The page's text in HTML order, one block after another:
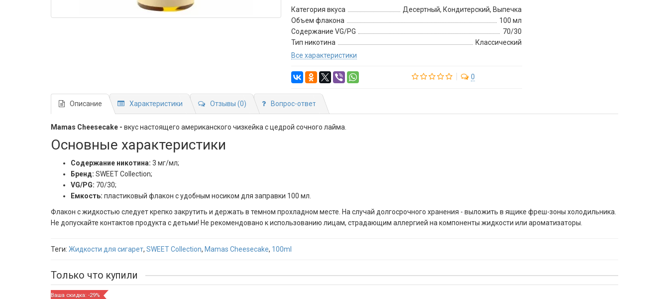
Категория вкуса
Десертный, Кондитерский, Выпечка
Объем флакона
100 мл
Содержание VG/PG
70/30
Тип никотина
Классический
Все характеристики
0
Описание Характеристики Отзывы (0) Вопрос-ответ
Mamas Cheesecake - вкус настоящего американского чизкейка с цедрой сочного лайма.
Основные характеристики
Содержание никотина: 3 мг/мл;
Бренд: SWEET Collection;
VG/PG: 70/30;
Емкость: пластиковый флакон с удобным носиком для заправки 100 мл.
Флакон с жидкостью следует крепко закрутить и держать в темном прохладном месте. На случай долгосрочного хранения - выложить в ящике фреш-зоны холодильника.
Не допускайте контактов продукта с детьми! Не рекомендовано к использованию лицам, страдающим аллергией на компоненты жидкости или ароматизаторы.
Теги: Жидкости для сигарет, SWEET Collection, Mamas Cheesecake, 100ml
Только что купили
Ваша скидка: -29%